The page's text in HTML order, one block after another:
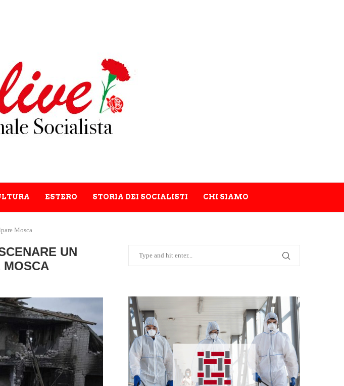
ESTERO STORIA DEI SOCIALISTI CHI SIAMO
Mosca
UN
MOSCA